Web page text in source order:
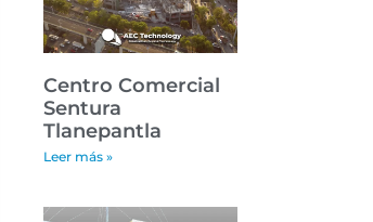
Centro Comercial
Sentura
Tlanepantla
Leer más »